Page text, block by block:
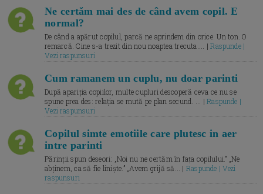
Ne certăm mai des de când avem copil. E
normal?
De când a apărut copilul, parcă ne aprindem din orice. Un ton. O
remarcă. Cine s-a trezit din nou noaptea trecuta.... |Raspunde |
Vezi raspunsuri
Cum ramanem un cuplu, nu doar parinti
După apariția copiilor, multe cupluri descoperă ceva ce nu se
spune prea des: relația se mută pe plan secund. ... |Raspunde |
Vezi raspunsuri
Copilul simte emotiile care plutesc in aer
intre parinti
Părinții spun deseori: „Noi nu ne certăm în fața copilului.” „Ne
abținem, ca să fie liniște.” „Avem grijă să... | Raspunde | Vezi
raspunsuri